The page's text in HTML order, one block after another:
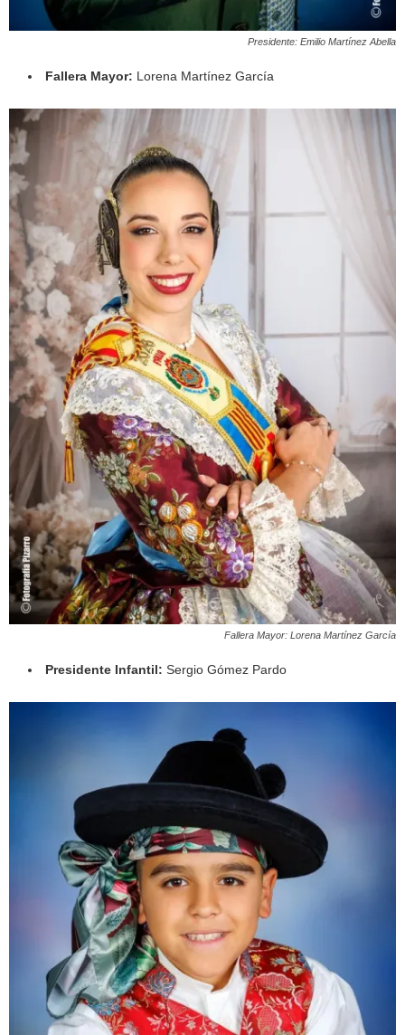
Presidente: Emilio Martínez Abella
Fallera Mayor: Lorena Martínez García
Fallera Mayor: Lorena Martínez García
Presidente Infantil: Sergio Gómez Pardo